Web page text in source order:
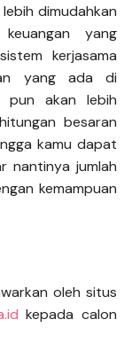
dimudahkan
yang
kerjasama
yang ada di
pun akan lebih
besaran
kamu dapat
nantinya jumlah
kemampuan
oleh situs
kepada calon